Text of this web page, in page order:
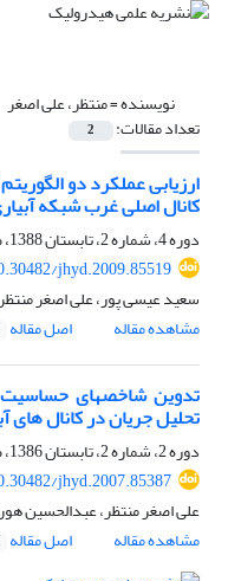
نویسنده =منتظر، علی اصغر
تعداد مقالات: 2
ارزیابی عملکرد دو
کانال اصلی غرب شبکه
دوره 4، شماره 2، تابستان 1388، صفحه
jhyd.2009.85519
سعید عیسی پور، علی اصغر
مشاهده مقاله
اصل مقاله
تدوین شاخصهای حساسیت
تحلیل جریان در کانال های
دوره 2، شماره 2، تابستان 1386، صفحه
jhyd.2007.85387
علی اصغر منتظر، عبدالحسین
مشاهده مقاله
اصل مقاله